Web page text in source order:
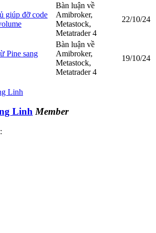
giúp đỡ code
Bàn luận về
Amibroker,
Metastock,
Metatrader 4
22/10/24
Pine sang
Bàn luận về
Amibroker,
Metastock,
Metatrader 4
19/10/24
Linh Member